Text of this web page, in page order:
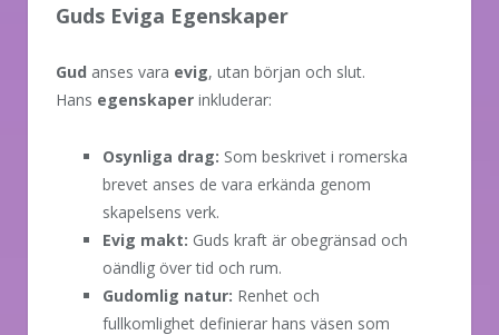
Guds Eviga Egenskaper
Gud anses vara evig, utan början och slut.
Hans egenskaper inkluderar:
Osynliga drag: Som beskrivet i romerska
brevet anses de vara erkända genom
skapelsens verk.
Evig makt: Guds kraft är obegränsad och
oändlig över tid och rum.
Gudomlig natur: Renhet och
fullkomlighet definierar hans väsen som